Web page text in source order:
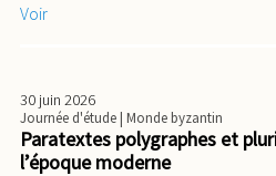
Voir
30 juin 2026
Journée d'étude| Monde byzantin
Paratextes polygraphes et
l’époque moderne